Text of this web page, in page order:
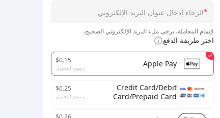
*
لإتمام المعاملة، يرجى ملء البريد الإلكتروني الصحيح.
اختر طريقة الدفع
Apple Pay
$0.15
رسوم التحويل
Credit Card/Debit
Card/Prepaid Card
$0.25
رسوم التحويل